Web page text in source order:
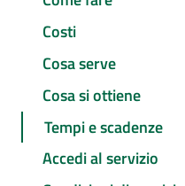
Costi
Cosa serve
Cosa si ottiene
Tempi e scadenze
Accedi al servizio